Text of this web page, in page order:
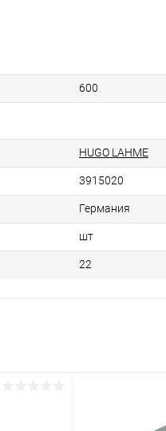
600
HUGO LAHME
3915020
Германия
шт
22